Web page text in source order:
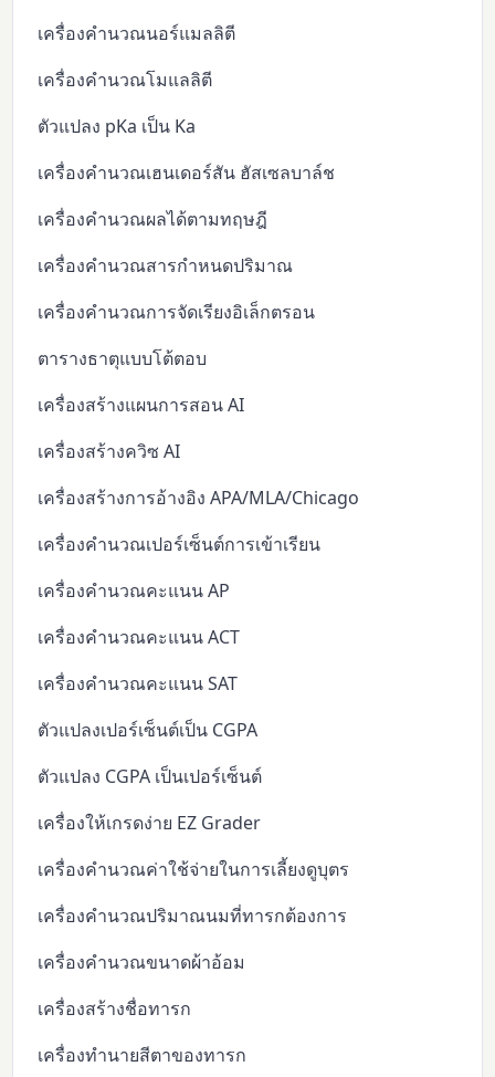
เครื่องคำนวณนอร์แมลลิตี
เครื่องคำนวณโมแลลิตี
ตัวแปลง pKa เป็น Ka
เครื่องคำนวณเฮนเดอร์สัน ฮัสเซลบาล์ช
เครื่องคำนวณผลได้ตามทฤษฎี
เครื่องคำนวณสารกำหนดปริมาณ
เครื่องคำนวณการจัดเรียงอิเล็กตรอน
ตารางธาตุแบบโต้ตอบ
เครื่องสร้างแผนการสอน AI
เครื่องสร้างควิซ AI
เครื่องสร้างการอ้างอิง APA/MLA/Chicago
เครื่องคำนวณเปอร์เซ็นต์การเข้าเรียน
เครื่องคำนวณคะแนน AP
เครื่องคำนวณคะแนน ACT
เครื่องคำนวณคะแนน SAT
ตัวแปลงเปอร์เซ็นต์เป็น CGPA
ตัวแปลง CGPA เป็นเปอร์เซ็นต์
เครื่องให้เกรดง่าย EZ Grader
เครื่องคำนวณค่าใช้จ่ายในการเลี้ยงดูบุตร
เครื่องคำนวณปริมาณนมที่ทารกต้องการ
เครื่องคำนวณขนาดผ้าอ้อม
เครื่องสร้างชื่อทารก
เครื่องทำนายสีตาของทารก